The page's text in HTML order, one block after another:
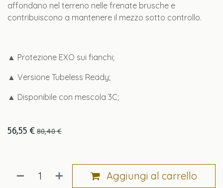
affondano nel terreno nelle frenate brusche e
contribuiscono a mantenere il mezzo sotto controllo.
▲ Protezione EXO sui fianchi;
▲ Versione Tubeless Ready;
▲ Disponibile con mescola 3C;
56,55 € 80,40€
Aggiungi al carrello